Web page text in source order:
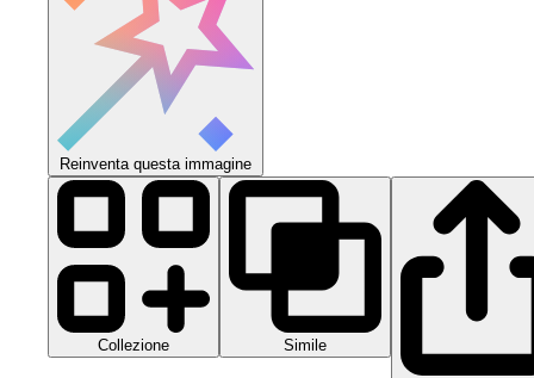
Reinventa questa immagine
Collezione Simile